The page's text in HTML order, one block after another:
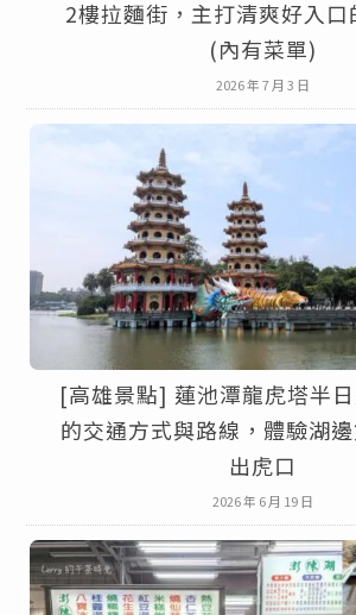
2樓拉麵街，主打清爽好入口
(內有菜單)
2026 年 7 月 3 日
[高雄景點] 蓮池潭龍虎塔半
的交通方式與路線，體驗湖
出虎口
2026 年 6 月 19 日